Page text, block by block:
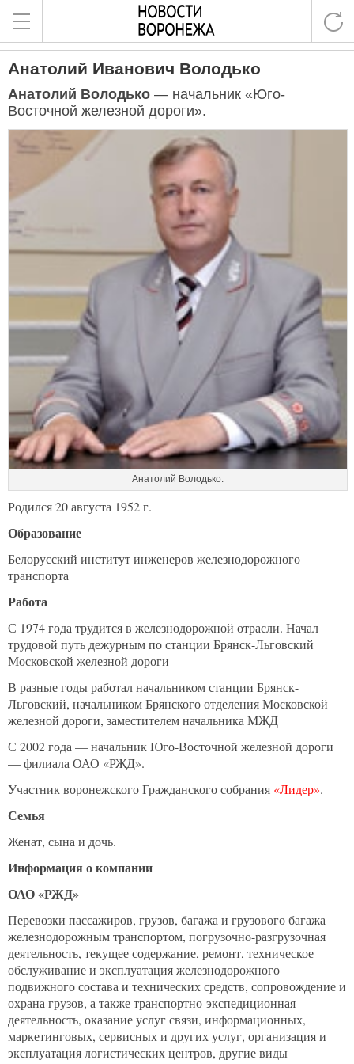
Анатолий Иванович Володько
Анатолий Володько — начальник «Юго-
Восточной железной дороги».
Анатолий Володько.
Родился 20 августа 1952 г.
Образование
Белорусский институт инженеров железнодорожного
транспорта
Работа
С 1974 года трудится в железнодорожной отрасли. Начал
трудовой путь дежурным по станции Брянск-Льговский
Московской железной дороги
В разные годы работал начальником станции Брянск-
Льговский, начальником Брянского отделения Московской
железной дороги, заместителем начальника МЖД
С 2002 года — начальник Юго-Восточной железной дороги
— филиала ОАО «РЖД».
Участник воронежского Гражданского собрания «Лидер».
Семья
Женат, сына и дочь.
Информация о компании
ОАО «РЖД»
Перевозки пассажиров, грузов, багажа и грузового багажа
железнодорожным транспортом, погрузочно-разгрузочная
деятельность, текущее содержание, ремонт, техническое
обслуживание и эксплуатация железнодорожного
подвижного состава и технических средств, сопровождение и
охрана грузов, а также транспортно-экспедиционная
деятельность, оказание услуг связи, информационных,
маркетинговых, сервисных и других услуг, организация и
эксплуатация логистических центров, другие виды